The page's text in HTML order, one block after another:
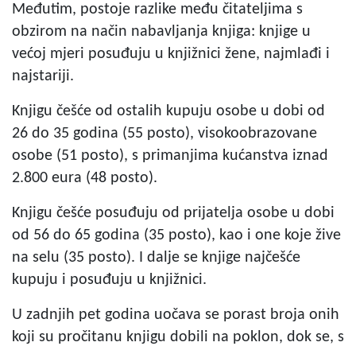
Međutim, postoje razlike među čitateljima s
obzirom na način nabavljanja knjiga: knjige u
većoj mjeri posuđuju u knjižnici žene, najmlađi i
najstariji.
Knjigu češće od ostalih kupuju osobe u dobi od
26 do 35 godina (55 posto), visokoobrazovane
osobe (51 posto), s primanjima kućanstva iznad
2.800 eura (48 posto).
Knjigu češće posuđuju od prijatelja osobe u dobi
od 56 do 65 godina (35 posto), kao i one koje žive
na selu (35 posto). I dalje se knjige najčešće
kupuju i posuđuju u knjižnici.
U zadnjih pet godina uočava se porast broja onih
koji su pročitanu knjigu dobili na poklon, dok se, s